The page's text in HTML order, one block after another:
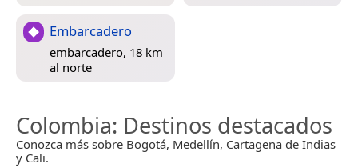
Embarcadero
embarcadero, 18 km
al norte
Colombia: Destinos destacados
Conozca más sobre Bogotá, Medellín, Cartagena de Indias
y Cali.